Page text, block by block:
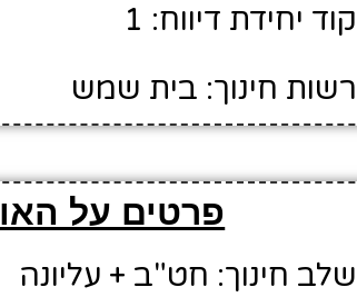
קוד יחידת דיווח: 1
רשות חינוך: בית שמש
פרטים על
שלב חינוך: חט"ב + עליונה